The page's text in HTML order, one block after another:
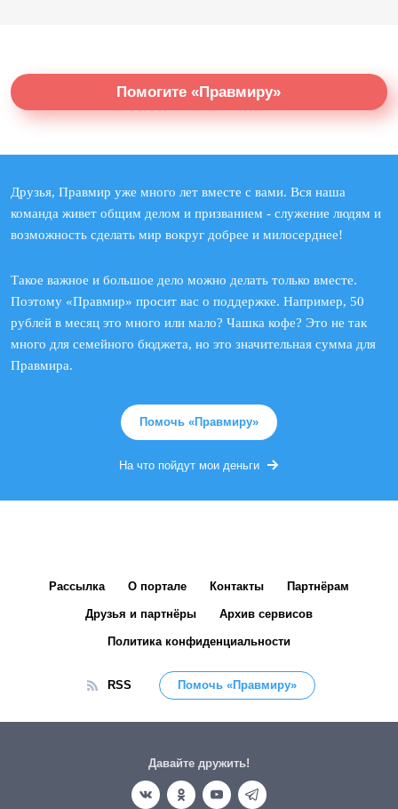
Помогите «Правмиру»
Друзья, Правмир уже много лет вместе с вами. Вся наша
команда живет общим делом и призванием - служение людям и
возможность сделать мир вокруг добрее и милосерднее!
Такое важное и большое дело можно делать только вместе.
Поэтому «Правмир» просит вас о поддержке. Например, 50
рублей в месяц это много или мало? Чашка кофе? Это не так
много для семейного бюджета, но это значительная сумма для
Правмира.
Помочь «Правмиру»
На что пойдут мои деньги
Рассылка О портале Контакты Партнёрам
Друзья и партнёры Архив сервисов
Политика конфиденциальности
RSS Помочь «Правмиру»
Давайте дружить!